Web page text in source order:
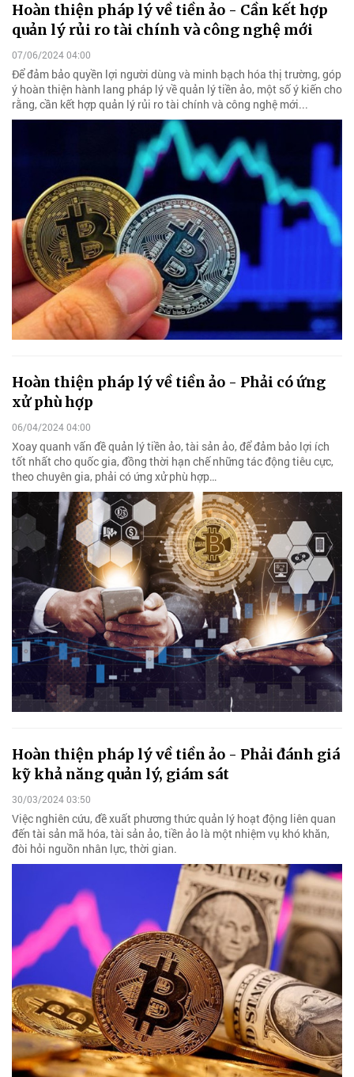
Hoàn thiện pháp lý về tiền ảo - Cần kết hợp
quản lý rủi ro tài chính và công nghệ mới
07/06/2024 04:00
Để đảm bảo quyền lợi người dùng và minh bạch hóa thị trường, góp
ý hoàn thiện hành lang pháp lý về quản lý tiền ảo, một số ý kiến cho
rằng, cần kết hợp quản lý rủi ro tài chính và công nghệ mới...
Hoàn thiện pháp lý về tiền ảo - Phải có ứng
xử phù hợp
06/04/2024 04:00
Xoay quanh vấn đề quản lý tiền ảo, tài sản ảo, để đảm bảo lợi ích
tốt nhất cho quốc gia, đồng thời hạn chế những tác động tiêu cực,
theo chuyên gia, phải có ứng xử phù hợp…
Hoàn thiện pháp lý về tiền ảo - Phải đánh giá
kỹ khả năng quản lý, giám sát
30/03/2024 03:50
Việc nghiên cứu, đề xuất phương thức quản lý hoạt động liên quan
đến tài sản mã hóa, tài sản ảo, tiền ảo là một nhiệm vụ khó khăn,
đòi hỏi nguồn nhân lực, thời gian.